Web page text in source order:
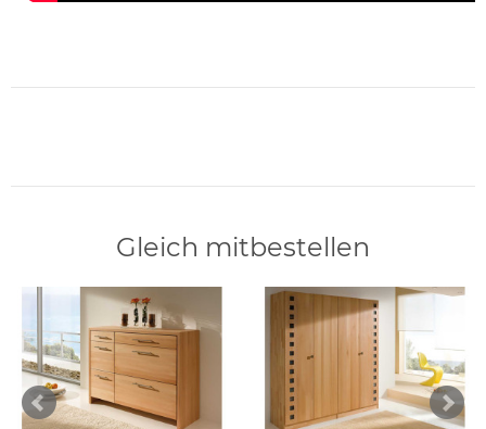
Gleich mitbestellen